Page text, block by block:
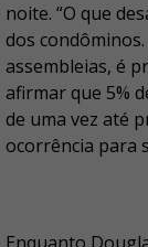
noite. “O que
dos
assembleias, é
afirmar que 5%
de uma vez até
ocorrência para